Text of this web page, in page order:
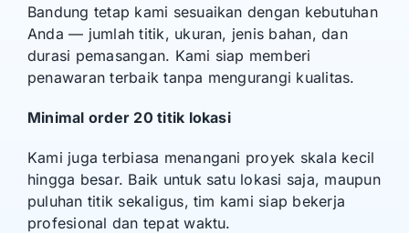
Bandung tetap kami sesuaikan dengan kebutuhan
Anda — jumlah titik, ukuran, jenis bahan, dan
durasi pemasangan. Kami siap memberi
penawaran terbaik tanpa mengurangi kualitas.
Minimal order 20 titik lokasi
Kami juga terbiasa menangani proyek skala kecil
hingga besar. Baik untuk satu lokasi saja, maupun
puluhan titik sekaligus, tim kami siap bekerja
profesional dan tepat waktu.